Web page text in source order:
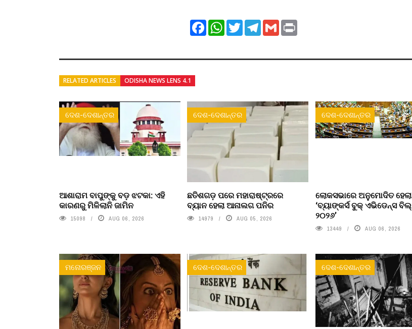
FacebookWhatsApp
TwitterTelegram
Gmail
RELATED ARTICLES ODISHA NEWS LENS 4.1
ଦେଶ-ଦେଶାନ୍ତର
ଆଶାରାମ ବାପୁଙ୍କୁ ବଡ଼ ଝଟକା: ଏହି
କାରଣରୁ ମିଳିଲାନି ଜାମିନ
15098 AUG 06, 2026
ଦେଶ-ଦେଶାନ୍ତର
ଛତିଶଗଡ଼ ପରେ ମହାରାଷ୍ଟ୍ରରେ
ବ୍ୟାନ ହେଲା ଆନାଲଗ ପନିର
14979 AUG 05, 2026
ଦେଶ-ଦେଶାନ୍ତର
ଲୋକସଭାରେ ଅନୁମୋଦିତ ହେଲା
‘ବ୍ୟାଙ୍କର୍ସ ବୁକ୍ ଏଭିଡେନ୍ସ ବିଲ୍
୨୦୨୬’
13449 AUG 06, 2026
ମନୋରଞ୍ଜନ ଦେଶ-ଦେଶାନ୍ତର ଦେଶ-ଦେଶାନ୍ତର